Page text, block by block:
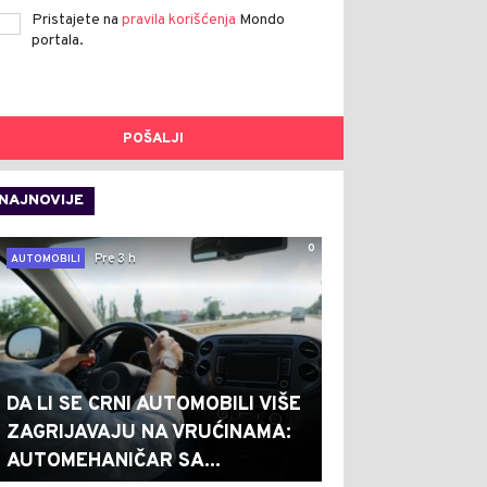
Pristajete na pravila korišćenja Mondo
portala.
POŠALJI
0
AUTOMOBILI
Pre 3 h
DA LI SE CRNI AUTOMOBILI VIŠE
ZAGRIJAVAJU NA VRUĆINAMA:
AUTOMEHANIČAR SA...